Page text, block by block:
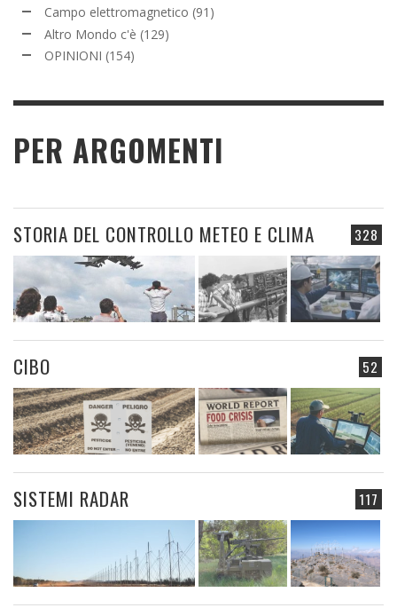
Campo elettromagnetico (91)
Altro Mondo c'è (129)
OPINIONI (154)
PER ARGOMENTI
328
STORIA DEL CONTROLLO METEO E CLIMA
52
CIBO
117
SISTEMI RADAR